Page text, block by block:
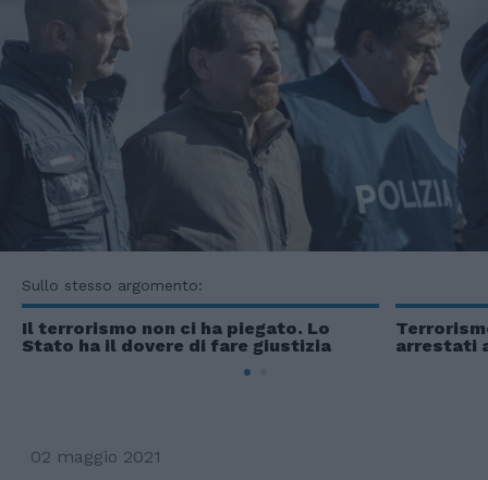
Sullo stesso argomento:
Il terrorismo non ci ha piegato. Lo
Stato ha il dovere di fare giustizia
arrestati
02 maggio 2021